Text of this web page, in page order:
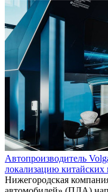
Автопроизводитель
локализацию китайских
Нижегородская